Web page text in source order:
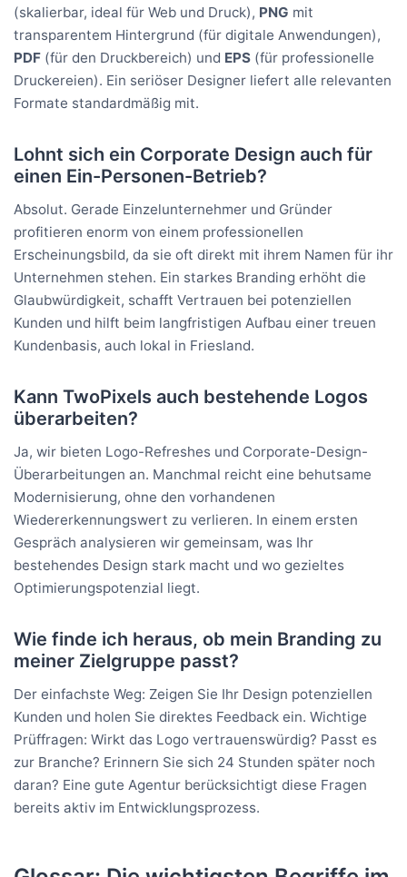
(skalierbar, ideal für Web und Druck), PNG mit
transparentem Hintergrund (für digitale Anwendungen),
PDF (für den Druckbereich) und EPS (für professionelle
Druckereien). Ein seriöser Designer liefert alle relevanten
Formate standardmäßig mit.
Lohnt sich ein Corporate Design auch für
einen Ein-Personen-Betrieb?
Absolut. Gerade Einzelunternehmer und Gründer
profitieren enorm von einem professionellen
Erscheinungsbild, da sie oft direkt mit ihrem Namen für ihr
Unternehmen stehen. Ein starkes Branding erhöht die
Glaubwürdigkeit, schafft Vertrauen bei potenziellen
Kunden und hilft beim langfristigen Aufbau einer treuen
Kundenbasis, auch lokal in Friesland.
Kann TwoPixels auch bestehende Logos
überarbeiten?
Ja, wir bieten Logo-Refreshes und Corporate-Design-
Überarbeitungen an. Manchmal reicht eine behutsame
Modernisierung, ohne den vorhandenen
Wiedererkennungswert zu verlieren. In einem ersten
Gespräch analysieren wir gemeinsam, was Ihr
bestehendes Design stark macht und wo gezieltes
Optimierungspotenzial liegt.
Wie finde ich heraus, ob mein Branding zu
meiner Zielgruppe passt?
Der einfachste Weg: Zeigen Sie Ihr Design potenziellen
Kunden und holen Sie direktes Feedback ein. Wichtige
Prüffragen: Wirkt das Logo vertrauenswürdig? Passt es
zur Branche? Erinnern Sie sich 24 Stunden später noch
daran? Eine gute Agentur berücksichtigt diese Fragen
bereits aktiv im Entwicklungsprozess.